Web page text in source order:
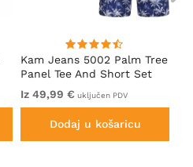
Kam Jeans 5002 Palm Tree
Panel Tee And Short Set
Electric Blue
Iz 49,99 € uključen PDV
Dodaj u košaricu